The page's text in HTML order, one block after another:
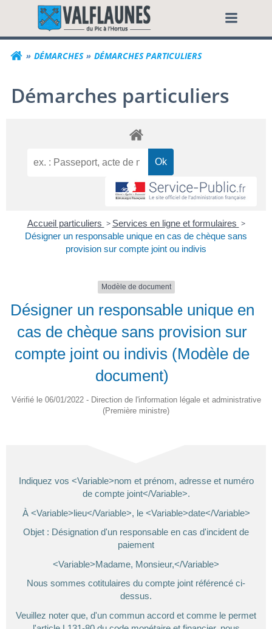
contenuCommune de
DÉMARCHES DÉMARCHES PARTICULIERS
Démarches particuliers
Accueil particuliers > Services en ligne et formulaires >
Désigner un responsable unique en cas de chèque sans
provision sur compte joint ou indivis
Modèle de document
Désigner un responsable unique en
cas de chèque sans provision sur
compte joint ou indivis (Modèle de
document)
Vérifié le 06/01/2022 - Direction de l'information légale et administrative
(Première ministre)
Indiquez vos <Variable>nom et prénom, adresse et numéro
de compte joint</Variable>.
À <Variable>lieu</Variable>, le <Variable>date</Variable>
Objet : Désignation d'un responsable en cas d'incident de
paiement
<Variable>Madame, Monsieur,</Variable>
Nous sommes cotitulaires du compte joint référencé ci-
dessus.
Veuillez noter que, d'un commun accord et comme le permet